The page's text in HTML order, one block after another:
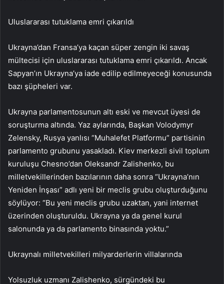
Uluslararası tutuklama emri çıkarıldı
Ukrayna’dan Fransa’ya kaçan süper zengin iki savaş
mültecisi için uluslararası tutuklama emri çıkarıldı. Ancak
Sapyan’ın Ukrayna’ya iade edilip edilmeyeceği konusunda
bazı şüpheleri var.
Ukrayna parlamentosunun altı eski ve mevcut üyesi de
soruşturma altında. Yaz aylarında, Başkan Volodymyr
Zelensky, Rusya yanlısı “Muhalefet Platformu” partisinin
parlamento grubunu yasakladı. Kiev merkezli sivil toplum
kuruluşu Chesno’dan Oleksandr Zalishenko, bu
milletvekillerinden bazılarının daha sonra “Ukrayna’nın
Yeniden İnşası” adlı yeni bir meclis grubu oluşturduğunu
söylüyor: “Bu yeni meclis grubu uzaktan, yani internet
üzerinden oluşturuldu. Ukrayna ya da genel kurul
salonunda ya da parlamento binasında yoktu.”
Ukraynalı milletvekilleri milyarderlerin villalarında
Yolsuzluk uzmanı Zalishenko, sürgündeki bu